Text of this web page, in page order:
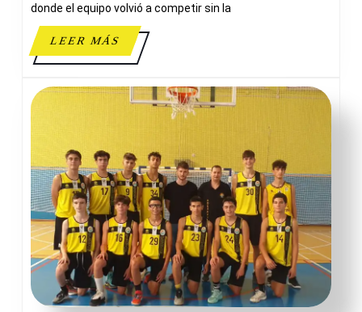
donde el equipo volvió a competir sin la
LEER MÁSLEER
MÁS